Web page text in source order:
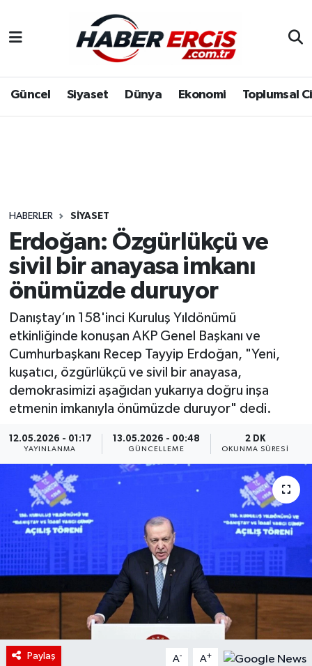
Güncel Siyaset Dünya Ekonomi Toplumsal
HABERLER SIYASET
Erdoğan: Özgürlükçü ve
sivil bir anayasa imkanı
önümüzde duruyor
Danıştay’ın 158'inci Kuruluş Yıldönümü
etkinliğinde konuşan AKP Genel Başkanı ve
Cumhurbaşkanı Recep Tayyip Erdoğan, "Yeni,
kuşatıcı, özgürlükçü ve sivil bir anayasa,
demokrasimizi aşağıdan yukarıya doğru inşa
etmenin imkanıyla önümüzde duruyor" dedi.
12.05.2026 - 01:17
YAYINLANMA
13.05.2026 - 00:48
GÜNCELLEME
2 DK
OKUNMA SÜRESI
Paylaş A- A+